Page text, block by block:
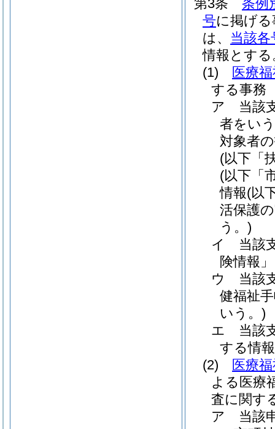
第3条
条例
号に掲げ
は、 当該各
情報とする
(1)
医療
する事務
ア
当該
者をい
対象者
(以下「
(以下「
情報(以
活保護
う。)
イ
当該
険情報
ウ
当該
健福祉
いう。)
エ
当該
する情報
(2)
医療
よる医療
査に関す
ア
当該